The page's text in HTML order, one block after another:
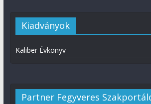
Kiadványok
Kaliber Évkönyv
Partner Fegyveres